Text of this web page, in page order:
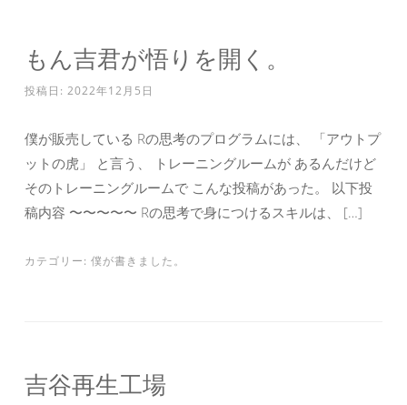
もん吉君が悟りを開く。
投稿日: 2022年12月5日
僕が販売している Rの思考のプログラムには、 「アウトプ
ットの虎」 と言う、 トレーニングルームが あるんだけど
そのトレーニングルームで こんな投稿があった。 以下投
稿内容 〜〜〜〜〜 Rの思考で身につけるスキルは、 […]
カテゴリー: 僕が書きました。
吉谷再生工場